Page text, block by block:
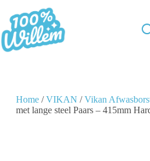
Home/VIKAN /Vikan
met lange steel Paars – 415mm